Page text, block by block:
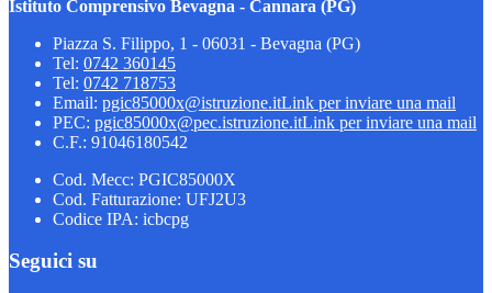
Istituto Comprensivo Bevagna - Cannara (PG)
Piazza S. Filippo, 1 - 06031 - Bevagna (PG)
Tel: 0742 360145
Tel: 0742 718753
Email: pgic85000x@istruzione.itLink per inviare una mail
PEC: pgic85000x@pec.istruzione.itLink per inviare una mail
C.F.: 91046180542
Cod. Mecc: PGIC85000X
Cod. Fatturazione: UFJ2U3
Codice IPA: icbcpg
Seguici su